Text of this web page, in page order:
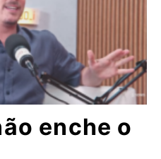
enche o